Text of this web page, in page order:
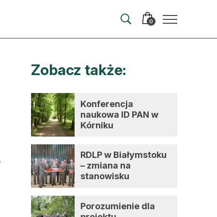
0
autorem
Zobacz także:
Konferencja
naukowa ID PAN w
Kórniku
RDLP w Białymstoku
– zmiana na
stanowisku
Porozumienie dla